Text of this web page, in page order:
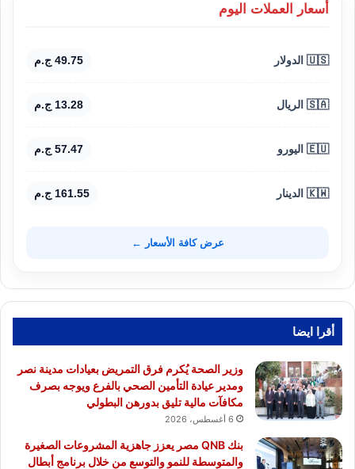
أسعار العملات اليوم
🇺🇸 الدولار 49.75 ج.م
🇸🇦 الريال 13.28 ج.م
🇪🇺 اليورو 57.47 ج.م
🇰🇼 الدينار 161.55 ج.م
عرض كافة الأسعار ←
أقرا ايضا
وزير الصحة يُكرم فرق التمريض بعيادات مدينة نصر
ومدير عيادة التأمين الصحي بالفرع ويوجه بصرف
مكافآت مالية تليق بدورهن البطولي
6 أغسطس، 2026
بنك QNB مصر يعزز جاهزية المشروعات الصغيرة
والمتوسطة للنمو والتوسع من خلال برنامج أبطال